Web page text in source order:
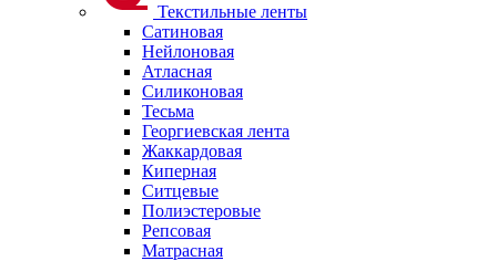
Текстильные ленты
Сатиновая
Нейлоновая
Атласная
Силиконовая
Тесьма
Георгиевская лента
Жаккардовая
Киперная
Ситцевые
Полиэстеровые
Репсовая
Матрасная